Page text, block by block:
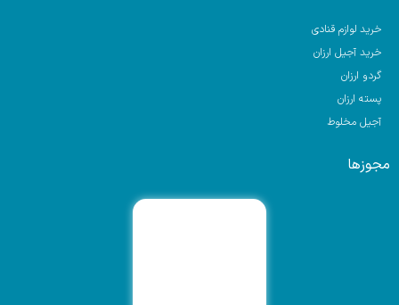
خرید لوازم قنادی
خرید آجیل ارزان
گردو ارزان
پسته ارزان
آجیل مخلوط
مجوزها